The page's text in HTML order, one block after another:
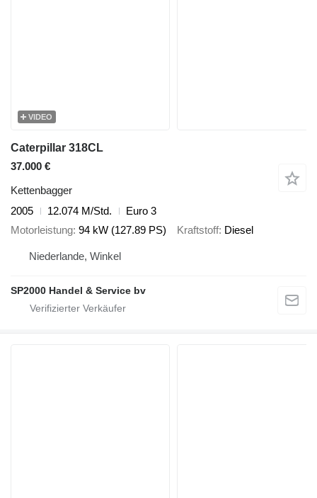
VIDEO
Caterpillar 318CL
37.000 €
Kettenbagger
2005
12.074 M/Std.
Euro 3
Motorleistung 94 kW (127.89 PS) Kraftstoff Diesel
Niederlande, Winkel
SP2000 Handel & Service bv